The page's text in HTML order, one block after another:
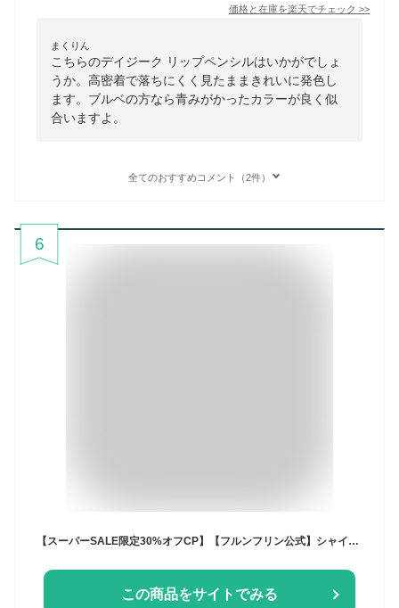
価格と在庫を楽天でチェック >>
まくりん
こちらのデイジーク リップペンシルはいかがでしょ
うか。高密着で落ちにくく見たままきれいに発色し
ます。ブルベの方なら青みがかったカラーが良く似
合いますよ。
全てのおすすめコメント（2件）
6
【スーパーSALE限定30%オフCP】【フルンフリン公式】シャインユー グロウティント ティントリップ リップグロス ティントルージュ 濡れツヤ ジューシー 落ちにくい 落ちない イエベ ブルベ ヴィーガン ピンク ローズ ブラウン レッド プチプラ frunflynn タイコスメ
この商品をサイトでみる